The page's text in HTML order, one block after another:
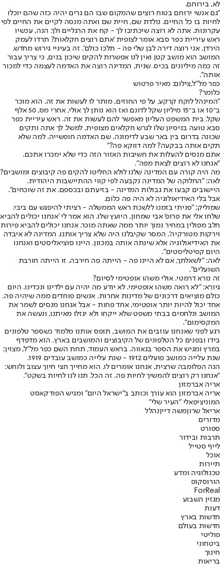
לא, בירוחם.
"גם אנשי ירוחם בטוח רוצים שהמקום שבו הם גרים יהיה כזה שהם יוכלו
לחיות בו כל החיים. נולדת שם, חיית שם ואתה מנסה לקיים את החיים לפי
עקרונות. אתה לא רוצה שיכתיבו לך - קח את הרגליים ולך. הנה, עכשיו
ראש עיריית כפר סבא אומר לצופית 'אתם רוצים חקלאות? תרדו לעמק
הירדן. אני רוצה דירה לבן שלי פה - תלכו כולם'. זה בעיניי גירוש מחדש.
המושב הוא מושב קטן ואין לנו אפשרות להקים שיכון בנים, כי צריך עבור
זה כמה מיליונים בכיס. שנית, המדינה רוצה את האדמה לעצמה כדי למכור
אותה".
כפר מל"ל,צילום: מאיר פרטוש
כלומר?
"המינהל לוקח קרקע. על פי החוזים, מותר לו לעשות את זה. הוא מוכר
ב־10 או ב־15 מיליון שקל לדונם ואז הוא נותן לך אולי, אחרי מס, 50 אלף
שקל. בית המשפט העליון מאפשר להם לעשות את זה. ראש עיריית כפר
סבא טועה בניסיון שלו לגרש חקלאים מצופית, למשל. לך אתה ותקים
שכונה בדרום בין באר שבע לדימונה. שם האדמה חופשייה. למה שלא
תקים אותה בבקעה? למה דווקא פה?"
אתם מנסים להעלות את חשיבות האזור הזה כדי שלא ימכרו אתכם.
"אנחנו לא רוצים לצאת מפה".
מה היה קורה עם המדינה שלנו לולא החליטו להקים פה קיבוצים ומושבים?
לאה: "החלוקה של המדינה נקבעה לפי קווי ההתיישבות היהודית.
היישובים קבעו את גבולות המדינה - בזיעתם ובכספם. את זה שוכחים".
אבל בלי האידיאולוגיה לא היה פה כלום.
שמוליק: "פניתי בזמנו ללשכת ראש הממשלה - רציתי להיפגש עם ביבי.
שלחו אלי את פרופ' אבי שמחון, היועץ שלו. הוא אמר לי 'אנחנו יכולים להביא
חלב מפולין במחיר נמוך יותר ממה שאתה מוכר. אנחנו יכולים להביא פירות
וירקות מטורקיה'. המסר שקיבלנו היה שלא צריך אותנו. המדינה לא איבדה
את האידיאולוגיה אלא שינתה אותה במכוון. היינו סוציאליסטים ואנחנו
היום קפיטליסטים".
לאה: "לשאלתך, אם לא היינו פה - הייתה פה חירבה. זו הייתה חורבת
השועלים".
זה נורא דרמטי. אולי משהו אופטימי לסיום?
גיורא: "לא רואה משהו אופטימי. לא יודע מה יהיה עם ילדינו ונכדינו. היום
כולם מוציאים דרכונים של מדינות אחרות. אנשים פוחדים ממה שיהיה פה.
אחד יכול להיות יותר אופטימי, אחד פחות - אבל אנחנו מנסים לשמר את
המושב ונלחמים בבתי משפט שלא ייקחו ולא יגזלו מאיתנו, ונעשה את
המקסימום".
רגע לפני שאנחנו עוזבים את המושב, תופס אותנו מלמוד כשספר טלפונים
בידו ובפנים כל הטלפונים של הקיבוצים והמושבים בארץ. הוא מדפדף
במרץ ומגיש את הספר בגאווה. בראש העמוד, תחת השם כפר מל"ל, מצוין:
שנת עלייה כמושב פועלים 1912 - שנת עלייה כמושב עובדים 1919.
הנה הפלומבה שרצית, אנחנו אומרים לו. הוא מחייך חצי חיוך עצוב ולוחש:
"אנחנו רק רוצים להמשיך לחיות פה. זה הכל. תנו לנו לחיות בשקט".
אריה אברמזון
אריה אברמזון הוא עורך וכותב ב"ישראל היום" ומגיש הפודקאסט
המוניציפאלי "העיר שלי"
אריאל שרוןמשה דייןנהלל
מדורים
ספורט
תרבות ובידור
לייף סטייל
אוכל
תיירות
טכנולוגיה ומדע
הורוסקופ
ForReal
מגזין השבוע
דעות
חדשות בארץ
חדשות בעולם
פוליטי
ביטחוני
חינוך
בריאות